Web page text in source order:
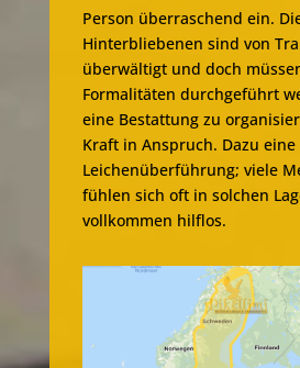
Person überraschend ein.
Hinterbliebenen sind von
überwältigt und doch
Formalitäten durchgeführt
eine Bestattung zu
Kraft in Anspruch. Dazu eine
Leichenüberführung; viele
fühlen sich oft in solchen
vollkommen hilflos.